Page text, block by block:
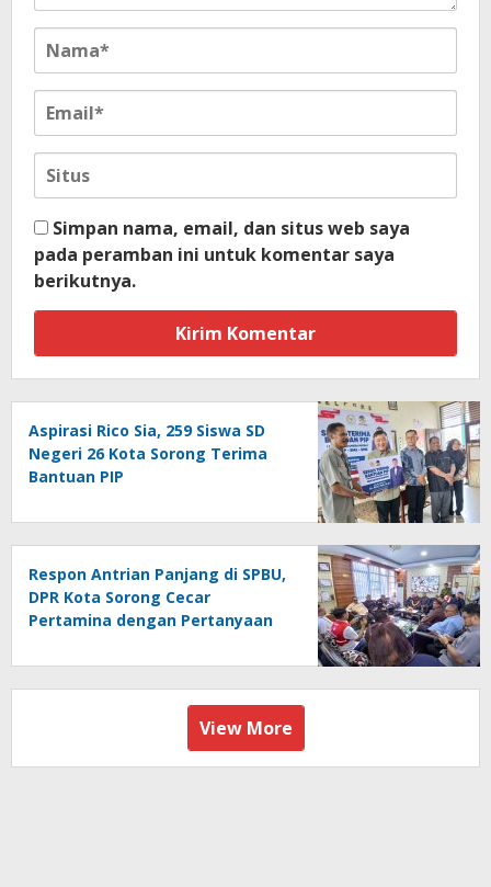
Simpan nama, email, dan situs web saya
pada peramban ini untuk komentar saya
berikutnya.
Aspirasi Rico Sia, 259 Siswa SD
Negeri 26 Kota Sorong Terima
Bantuan PIP
Respon Antrian Panjang di SPBU,
DPR Kota Sorong Cecar
Pertamina dengan Pertanyaan
View More